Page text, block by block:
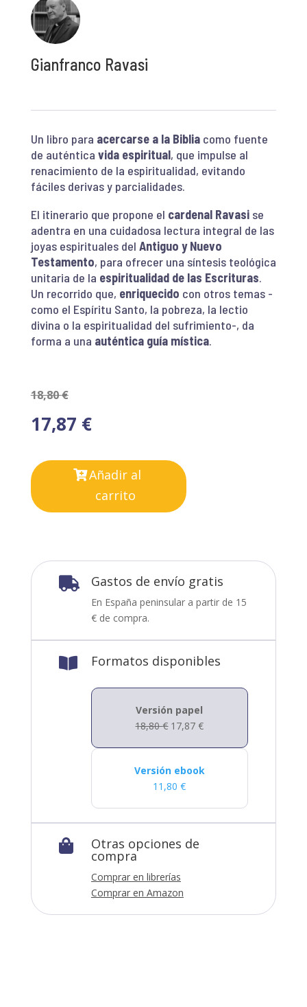
Gianfranco Ravasi
Un libro para acercarse a la Bibliacomo fuente
de auténtica vida espiritual, que impulse al
renacimiento de la espiritualidad, evitando
fáciles derivas y parcialidades.
El itinerario que propone el cardenal Ravasise
adentra en una cuidadosa lectura integral de las
joyas espirituales del Antiguo y Nuevo
Testamento, para ofrecer una síntesis teológica
unitaria de la espiritualidad de las Escrituras.
Un recorrido que, enriquecido con otros temas -
como el Espíritu Santo, la pobreza, la lectio
divina o la espiritualidad del sufrimiento-, da
forma a una auténtica guía mística.
18,80€
17,87 €
Añadir al
carrito
 Gastos de envío gratis
En España peninsular a partir de 15
€ de compra.
 Formatos disponibles
Versión papel
18,80€ 17,87€
Versión ebook
11,80€
 Otras opciones de
compra
Comprar en librerías
Comprar en Amazon